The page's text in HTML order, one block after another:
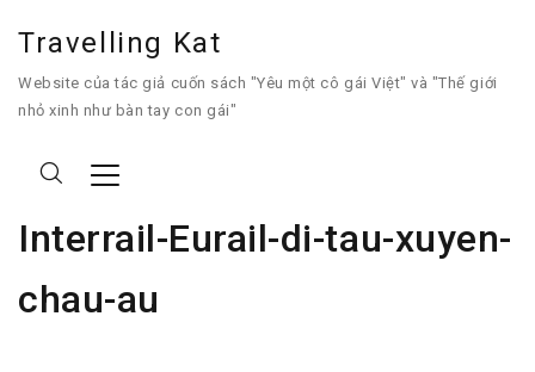
Travelling Kat
Website của tác giả cuốn sách "Yêu một cô gái Việt" và "Thế giới
nhỏ xinh như bàn tay con gái"
Interrail-Eurail-di-tau-xuyen-
chau-au